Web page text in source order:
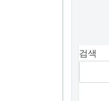
검색